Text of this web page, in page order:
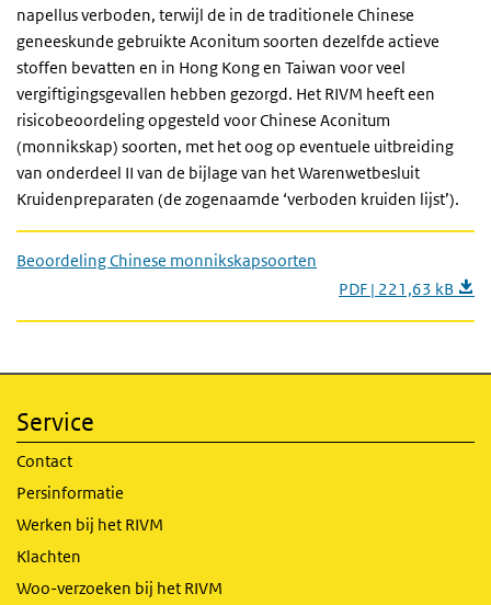
napellus verboden, terwijl de in de traditionele Chinese
geneeskunde gebruikte Aconitum soorten dezelfde actieve
stoffen bevatten en in Hong Kong en Taiwan voor veel
vergiftigingsgevallen hebben gezorgd. Het RIVM heeft een
risicobeoordeling opgesteld voor Chinese Aconitum
(monnikskap) soorten, met het oog op eventuele uitbreiding
van onderdeel II van de bijlage van het Warenwetbesluit
Kruidenpreparaten (de zogenaamde ‘verboden kruiden lijst’).
Beoordeling Chinese monnikskapsoorten
PDF | 221,63 kB
Service
Contact
Persinformatie
Werken bij het RIVM
Klachten
Woo-verzoeken bij het RIVM